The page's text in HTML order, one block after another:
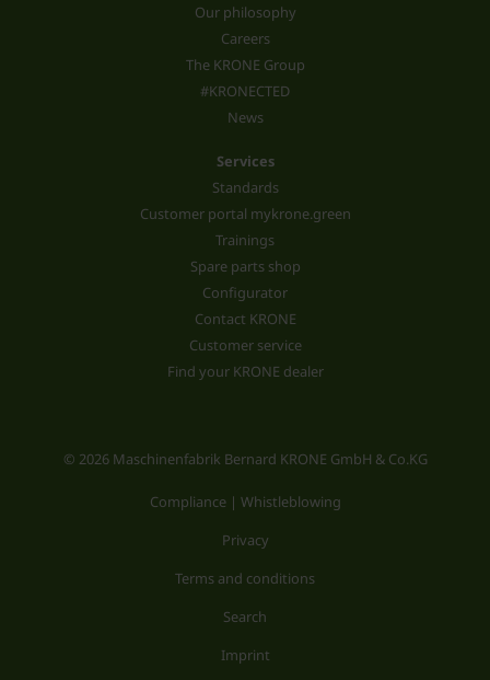
Our philosophy
Careers
The KRONE Group
#KRONECTED
News
Services
Standards
Customer portal mykrone.green
Trainings
Spare parts shop
Configurator
Contact KRONE
Customer service
Find your KRONE dealer
© 2026 Maschinenfabrik Bernard KRONE GmbH & Co.KG
Compliance | Whistleblowing
Privacy
Terms and conditions
Search
Imprint